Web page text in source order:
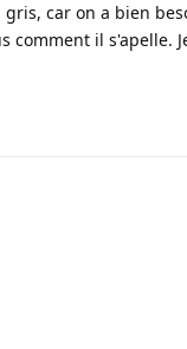
car on a bien
comment il s'apelle.